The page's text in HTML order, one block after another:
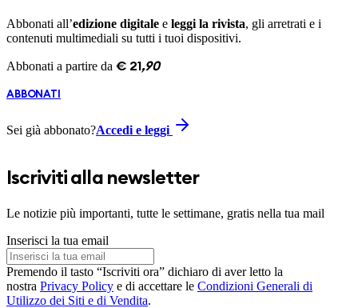
Abbonati all’edizione digitale e leggi la rivista, gli arretrati e i
contenuti multimediali su tutti i tuoi dispositivi.
Abbonati a partire da € 21 ,90
ABBONATI
Sei già abbonato?Accedi e leggi
Iscriviti alla newsletter
Le notizie più importanti, tutte le settimane, gratis nella tua mail
Inserisci la tua email
Premendo il tasto “Iscriviti ora” dichiaro di aver letto la
nostra Privacy Policy e di accettare le Condizioni Generali di
Utilizzo dei Siti e di Vendita.